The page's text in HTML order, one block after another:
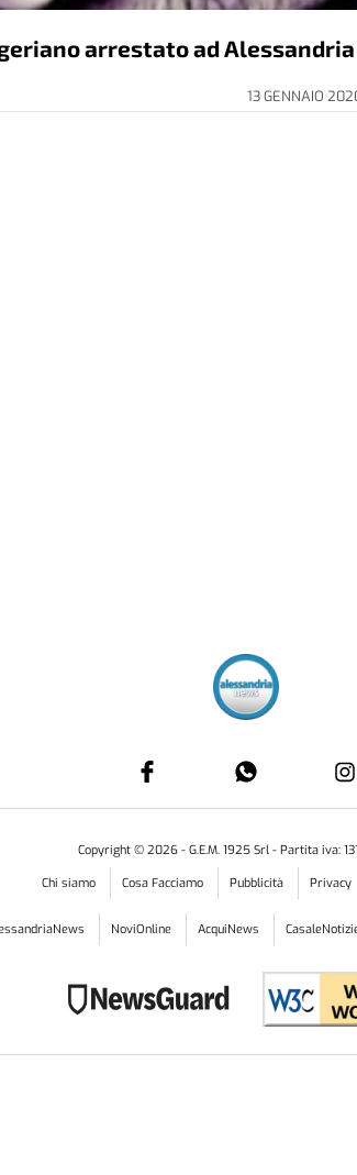
arrestato ad Alessandria
13 GENNAIO
Copyright © 2026 - G.E.M. 1925 Srl - Partita iva:
Chi siamo
Cosa Facciamo Pubblicità Privacy
NoviOnline AcquiNews